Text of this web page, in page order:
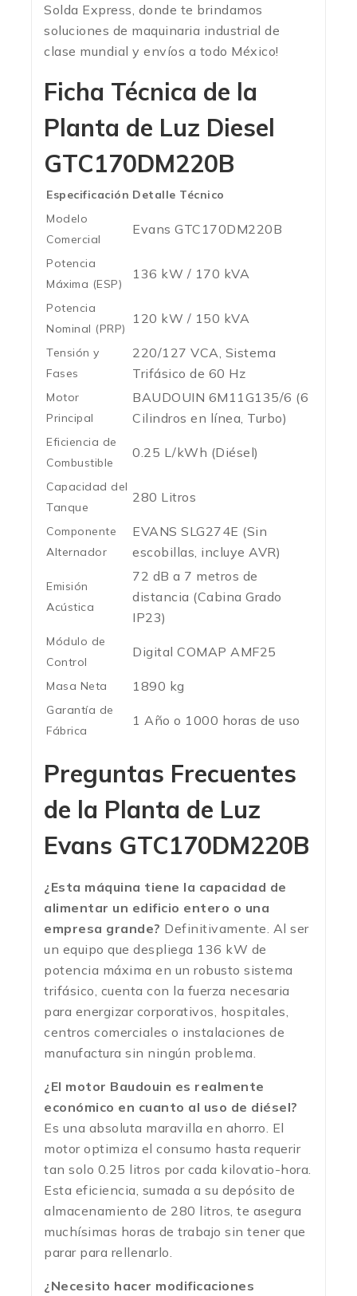
Solda Express, donde te brindamos
soluciones de maquinaria industrial de
clase mundial y envíos a todo México!
Ficha Técnica de la
Planta de Luz Diesel
GTC170DM220B
Especificación Detalle Técnico
Modelo
Comercial
Evans GTC170DM220B
Potencia
Máxima (ESP)
136 kW / 170 kVA
Potencia
Nominal (PRP)
120 kW / 150 kVA
Tensión y
Fases
220/127 VCA, Sistema
Trifásico de 60 Hz
Motor
Principal
BAUDOUIN 6M11G135/6 (6
Cilindros en línea, Turbo)
Eficiencia de
Combustible
0.25 L/kWh (Diésel)
Capacidad del
Tanque
280 Litros
Componente
Alternador
EVANS SLG274E (Sin
escobillas, incluye AVR)
Emisión
Acústica
72 dB a 7 metros de
distancia (Cabina Grado
IP23)
Módulo de
Control
Digital COMAP AMF25
Masa Neta 1890 kg
Garantía de
Fábrica
1 Año o 1000 horas de uso
Preguntas Frecuentes
de la Planta de Luz
Evans GTC170DM220B
¿Esta máquina tiene la capacidad de
alimentar un edificio entero o una
empresa grande? Definitivamente. Al ser
un equipo que despliega 136 kW de
potencia máxima en un robusto sistema
trifásico, cuenta con la fuerza necesaria
para energizar corporativos, hospitales,
centros comerciales o instalaciones de
manufactura sin ningún problema.
¿El motor Baudouin es realmente
económico en cuanto al uso de diésel?
Es una absoluta maravilla en ahorro. El
motor optimiza el consumo hasta requerir
tan solo 0.25 litros por cada kilovatio-hora.
Esta eficiencia, sumada a su depósito de
almacenamiento de 280 litros, te asegura
muchísimas horas de trabajo sin tener que
parar para rellenarlo.
¿Necesito hacer modificaciones